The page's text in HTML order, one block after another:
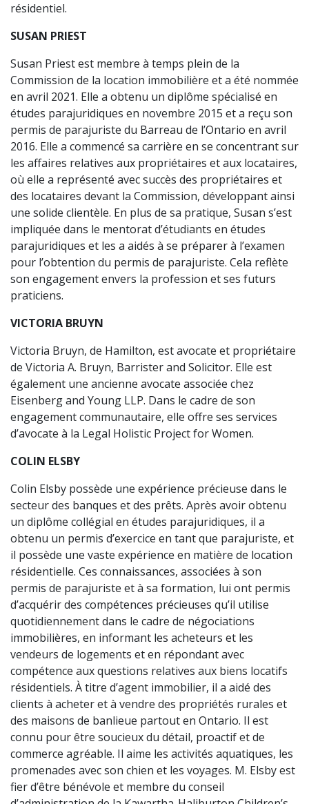
résidentiel.
SUSAN PRIEST
Susan Priest est membre à temps plein de la
Commission de la location immobilière et a été nommée
en avril 2021. Elle a obtenu un diplôme spécialisé en
études parajuridiques en novembre 2015 et a reçu son
permis de parajuriste du Barreau de l’Ontario en avril
2016. Elle a commencé sa carrière en se concentrant sur
les affaires relatives aux propriétaires et aux locataires,
où elle a représenté avec succès des propriétaires et
des locataires devant la Commission, développant ainsi
une solide clientèle. En plus de sa pratique, Susan s’est
impliquée dans le mentorat d’étudiants en études
parajuridiques et les a aidés à se préparer à l’examen
pour l’obtention du permis de parajuriste. Cela reflète
son engagement envers la profession et ses futurs
praticiens.
VICTORIA BRUYN
Victoria Bruyn, de Hamilton, est avocate et propriétaire
de Victoria A. Bruyn, Barrister and Solicitor. Elle est
également une ancienne avocate associée chez
Eisenberg and Young LLP. Dans le cadre de son
engagement communautaire, elle offre ses services
d’avocate à la Legal Holistic Project for Women.
COLIN ELSBY
Colin Elsby possède une expérience précieuse dans le
secteur des banques et des prêts. Après avoir obtenu
un diplôme collégial en études parajuridiques, il a
obtenu un permis d’exercice en tant que parajuriste, et
il possède une vaste expérience en matière de location
résidentielle. Ces connaissances, associées à son
permis de parajuriste et à sa formation, lui ont permis
d’acquérir des compétences précieuses qu’il utilise
quotidiennement dans le cadre de négociations
immobilières, en informant les acheteurs et les
vendeurs de logements et en répondant avec
compétence aux questions relatives aux biens locatifs
résidentiels. À titre d’agent immobilier, il a aidé des
clients à acheter et à vendre des propriétés rurales et
des maisons de banlieue partout en Ontario. Il est
connu pour être soucieux du détail, proactif et de
commerce agréable. Il aime les activités aquatiques, les
promenades avec son chien et les voyages. M. Elsby est
fier d’être bénévole et membre du conseil